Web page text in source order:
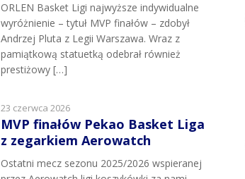
ORLEN Basket Ligi najwyższe indywidualne
wyróżnienie – tytuł MVP finałów – zdobył
Andrzej Pluta z Legii Warszawa. Wraz z
pamiątkową statuetką odebrał również
prestiżowy […]
23 czerwca 2026
MVP finałów Pekao Basket Liga
z zegarkiem Aerowatch
Ostatni mecz sezonu 2025/2026 wspieranej